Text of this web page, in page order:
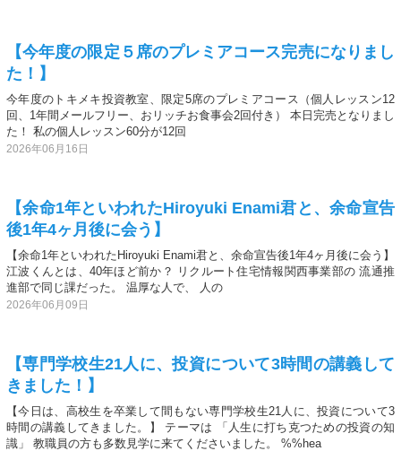
【今年度の限定５席のプレミアコース完売になりまし
た！】
今年度のトキメキ投資教室、限定5席のプレミアコース（個人レッスン12
回、1年間メールフリー、おリッチお食事会2回付き） 本日完売となりまし
た！ 私の個人レッスン60分が12回
2026年06月16日
【余命1年といわれたHiroyuki Enami君と、余命宣告
後1年4ヶ月後に会う】
【余命1年といわれたHiroyuki Enami君と、余命宣告後1年4ヶ月後に会う】
江波くんとは、40年ほど前か？ リクルート住宅情報関西事業部の 流通推
進部で同じ課だった。 温厚な人で、 人の
2026年06月09日
【専門学校生21人に、投資について3時間の講義して
きました！】
【今日は、高校生を卒業して間もない専門学校生21人に、投資について3
時間の講義してきました。】 テーマは 「人生に打ち克つための投資の知
識」 教職員の方も多数見学に来てくださいました。 %%hea